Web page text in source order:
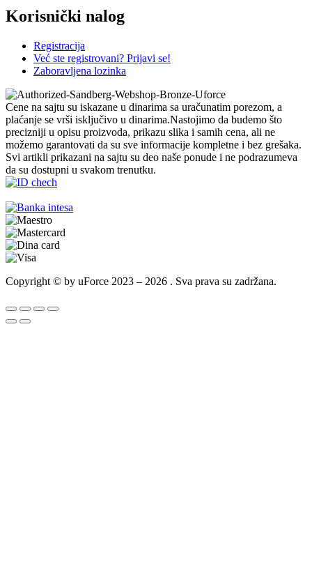
Korisnički nalog
Registracija
Već ste registrovani? Prijavi se!
Zaboravljena lozinka
Cene na sajtu su iskazane u dinarima sa uračunatim porezom, a
plaćanje se vrši isključivo u dinarima.Nastojimo da budemo što
precizniji u opisu proizvoda, prikazu slika i samih cena, ali ne
možemo garantovati da su sve informacije kompletne i bez grešaka.
Svi artikli prikazani na sajtu su deo naše ponude i ne podrazumeva
da su dostupni u svakom trenutku.
Copyright © by uForce 2023 – 2026 . Sva prava su zadržana.